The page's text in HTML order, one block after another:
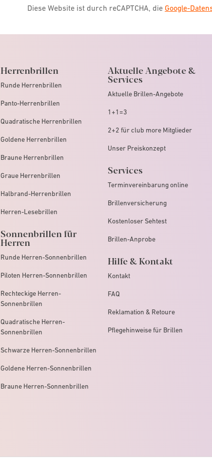
Diese Website ist durch reCAPTCHA, die Google-
Herrenbrillen
Runde Herrenbrillen
Panto-Herrenbrillen
Quadratische Herrenbrillen
Goldene Herrenbrillen
Braune Herrenbrillen
Graue Herrenbrillen
Halbrand-Herrenbrillen
Herren-Lesebrillen
Sonnenbrillen für
Herren
Runde Herren-Sonnenbrillen
Piloten Herren-Sonnenbrillen
Rechteckige Herren-
Sonnenbrillen
Quadratische Herren-
Sonnenbrillen
Schwarze Herren-Sonnenbrillen
Goldene Herren-Sonnenbrillen
Braune Herren-Sonnenbrillen
Aktuelle Angebote &
Services
Aktuelle Brillen-Angebote
1+1=3
2+2 für club more Mitglieder
Unser Preiskonzept
Services
Terminvereinbarung online
Brillenversicherung
Kostenloser Sehtest
Brillen-Anprobe
Hilfe & Kontakt
Kontakt
FAQ
Reklamation & Retoure
Pflegehinweise für Brillen